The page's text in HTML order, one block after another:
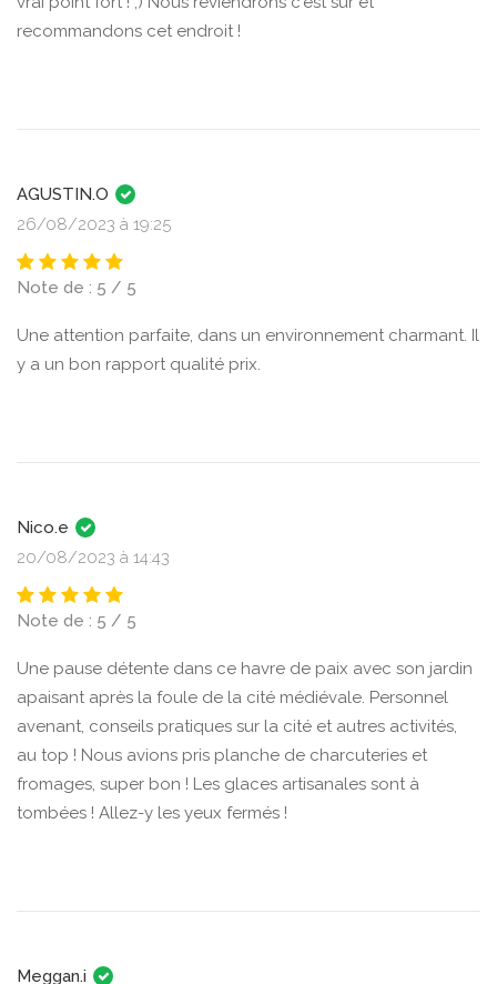
recommandons cet endroit !
AGUSTIN.O
26/08/2023 à 19:25
Note de : 5 / 5
Une attention parfaite, dans un environnement charmant. Il
y a un bon rapport qualité prix.
Nico.e
20/08/2023 à 14:43
Note de : 5 / 5
Une pause détente dans ce havre de paix avec son jardin
apaisant après la foule de la cité médiévale. Personnel
avenant, conseils pratiques sur la cité et autres activités,
au top ! Nous avions pris planche de charcuteries et
fromages, super bon ! Les glaces artisanales sont à
tombées ! Allez-y les yeux fermés !
Meggan.i